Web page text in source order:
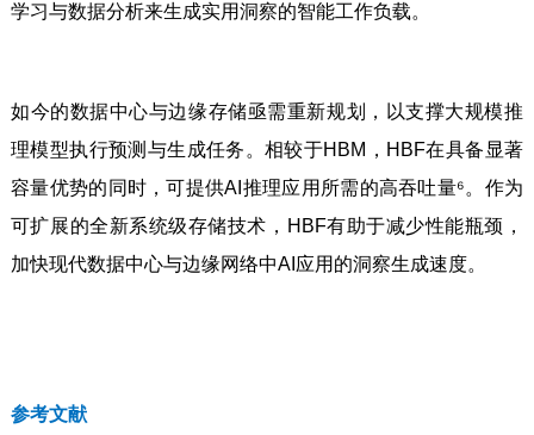
学习与数据分析来生成实用洞察的智能工作负载。
如今的数据中心与边缘存储亟需重新规划，以支撑大规模推
理模型执行预测与生成任务。相较于HBM，HBF在具备显著
容量优势的同时，可提供AI推理应用所需的高吞吐量⁶。作为
可扩展的全新系统级存储技术，HBF有助于减少性能瓶颈，
加快现代数据中心与边缘网络中AI应用的洞察生成速度。
参考文献